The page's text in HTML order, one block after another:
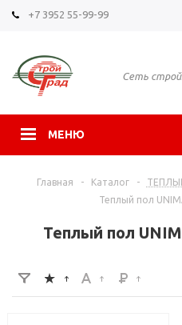
+7 3952 55-99-99
Сеть
МЕНЮ
Главная - Каталог -
Теплый пол
Теплый пол